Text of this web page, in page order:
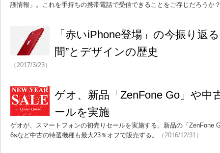
護情報」。これを手持ちの携帯電話で受信できることをご存じだろうか
「赤いiPhone登場」の今振り返
間”とデザインの歴史
（2017/3/23）
ゲオ、新品「ZenFone Go」や中
ールを実施
ゲオが、スマートフォンの初売りセールを実施する。新品の「ZenFone
6sなど中古の特選機種も最大23％オフで販売する。
（2016/12/31）